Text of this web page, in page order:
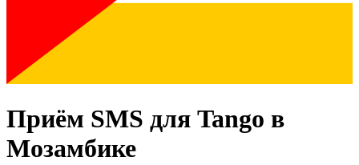
Приём SMS для Tango в
Мозамбике